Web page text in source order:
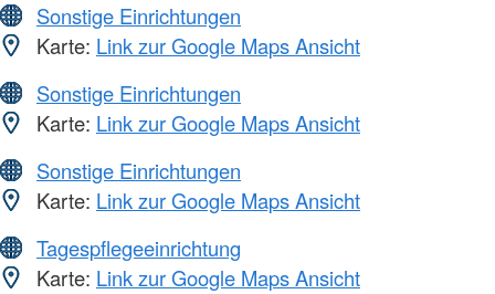
Sonstige Einrichtungen
Karte: Link zur Google Maps Ansicht
Sonstige Einrichtungen
Karte: Link zur Google Maps Ansicht
Sonstige Einrichtungen
Karte: Link zur Google Maps Ansicht
Tagespflegeeinrichtung
Karte: Link zur Google Maps Ansicht